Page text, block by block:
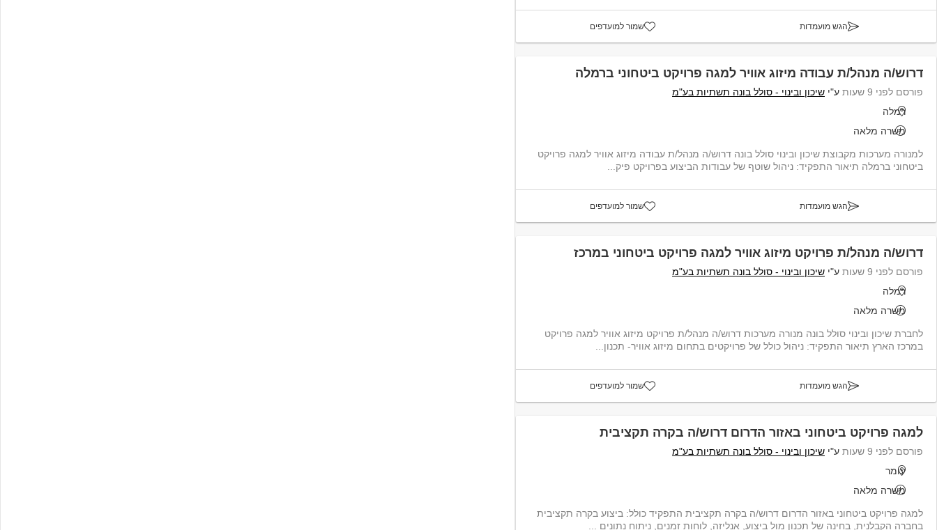
הגש מועמדות שמור למועדפים
דרוש/ה מנהל/ת עבודה מיזוג אוויר למגה פרויקט ביטחוני ברמלה
פורסם לפני 9 שעות ע"י שיכון ובינוי - סולל בונה תשתיות בע"מ
רמלה
משרה מלאה
למנורה מערכות מקבוצת שיכון ובינוי סולל בונה דרוש/ה מנהל/ת עבודה מיזוג אוויר למגה פרויקט
ביטחוני ברמלה תיאור התפקיד: ניהול שוטף של עבודות הביצוע בפרויקט פיק...
הגש מועמדות שמור למועדפים
דרוש/ה מנהל/ת פרויקט מיזוג אוויר למגה פרויקט ביטחוני במרכז
פורסם לפני 9 שעות ע"י שיכון ובינוי - סולל בונה תשתיות בע"מ
רמלה
משרה מלאה
לחברת שיכון ובינוי סולל בונה מנורה מערכות דרוש/ה מנהל/ת פרויקט מיזוג אוויר למגה פרויקט
במרכז הארץ תיאור התפקיד: ניהול כולל של פרויקטים בתחום מיזוג אוויר- תכנון...
הגש מועמדות שמור למועדפים
למגה פרויקט ביטחוני באזור הדרום דרוש/ה בקרה תקציבית
פורסם לפני 9 שעות ע"י שיכון ובינוי - סולל בונה תשתיות בע"מ
עומר
משרה מלאה
למגה פרויקט ביטחוני באזור הדרום דרוש/ה בקרה תקציבית התפקיד כולל: ביצוע בקרה תקציבית
בחברה הקבלנית, בחינה של תכנון מול ביצוע, אנליזה, לוחות זמנים, ניתוח נתונים ...